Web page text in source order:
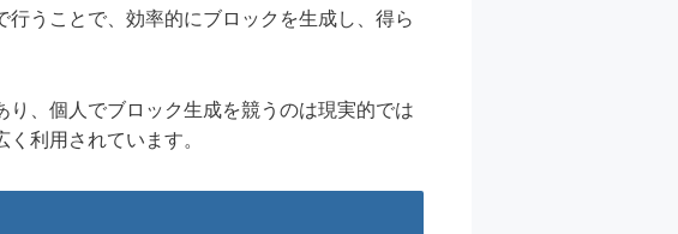
うことで、効率的にブロックを生成し、得ら
、個人でブロック生成を競うのは現実的では
利用されています。